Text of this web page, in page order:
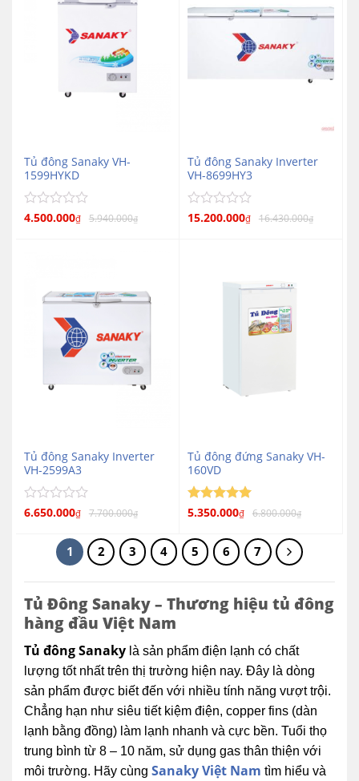
Tủ đông Sanaky VH-
1599HYKD
Được
4.500.000₫ 5.940.000₫
Tủ đông Sanaky Inverter
VH-8699HY3
Được
15.200.000₫ 16.430.000₫
Tủ đông Sanaky Inverter
VH-2599A3
Được
6.650.000₫ 7.700.000₫
Tủ đông đứng Sanaky VH-
160VD
Được xếp
sao
5.350.000₫ 6.800.000₫
1 2 3 4 5 6 7
Tủ Đông Sanaky – Thương hiệu tủ đông
hàng đầu Việt Nam
Tủ đông Sanaky là sản phẩm điện lạnh có chất
lượng tốt nhất trên thị trường hiện nay. Đây là dòng
sản phẩm được biết đến với nhiều tính năng vượt trội.
Chẳng hạn như siêu tiết kiệm điện, copper fins (dàn
lạnh bằng đồng) làm lạnh nhanh và cực bền. Tuổi thọ
trung bình từ 8 – 10 năm, sử dụng gas thân thiện với
môi trường. Hãy cùng Sanaky Việt Nam tìm hiểu và